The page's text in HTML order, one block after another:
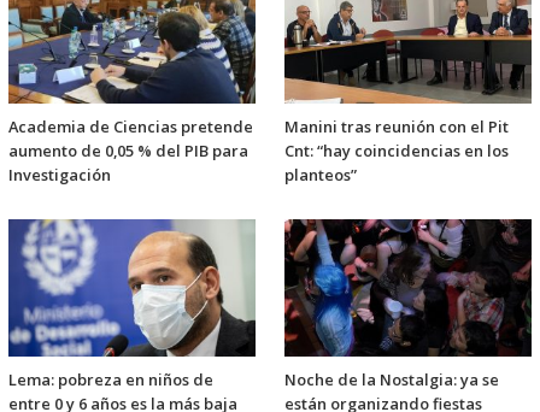
Academia de Ciencias pretende
aumento de 0,05 % del PIB para
Investigación
Manini tras reunión con el Pit
Cnt: “hay coincidencias en los
planteos”
Lema: pobreza en niños de
entre 0 y 6 años es la más baja
Noche de la Nostalgia: ya se
están organizando fiestas